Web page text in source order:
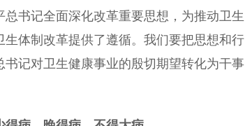
书记全面深化改革重要思想，为推动卫生
体制改革提供了遵循。我们要把思想和行
记对卫生健康事业的殷切期望转化为干事